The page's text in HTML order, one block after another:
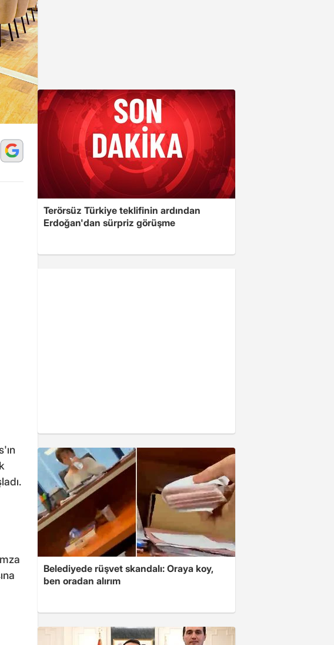
Terörsüz Türkiye teklifinin ardından
Erdoğan'dan sürpriz görüşme
Belediyede rüşvet skandalı: Oraya koy,
ben oradan alırım